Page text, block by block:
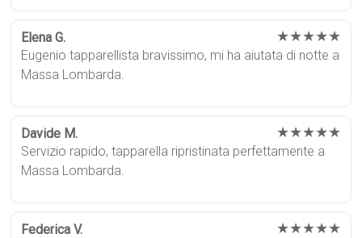
Elena G. ★★★★★
Eugenio tapparellista bravissimo, mi ha aiutata di notte a
Massa Lombarda.
Davide M. ★★★★★
Servizio rapido, tapparella ripristinata perfettamente a
Massa Lombarda.
Federica V. ★★★★★